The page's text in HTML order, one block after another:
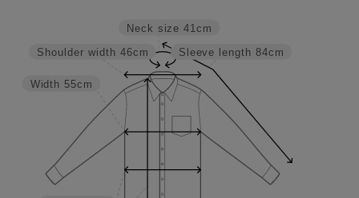
Sleeve length 84cm
Neck size 41cm
Width 55cm
Shoulder width 46cm